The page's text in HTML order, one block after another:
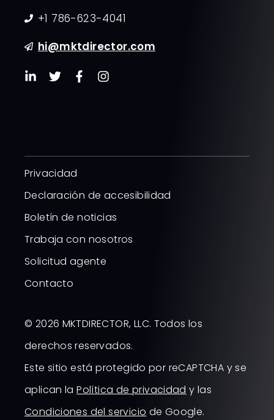
+1 786-623-4041
hi@mktdirector.com
Privacidad
Declaración de accesibilidad
Boletín de noticias
Trabaja con nosotros
Solicitud agente
Contacto
© 2026 MKTDIRECTOR, LLC. Todos los
derechos reservados.
Este sitio está protegido por reCAPTCHA y se
aplican laPolítica de privacidad y las
Condiciones del servicio de Google.